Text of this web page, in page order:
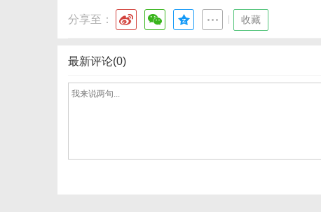
分享至： 收藏
最新评论(0)